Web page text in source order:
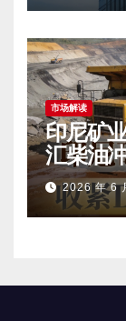
市场解读
印尼矿
汇柴油
2026 年 6